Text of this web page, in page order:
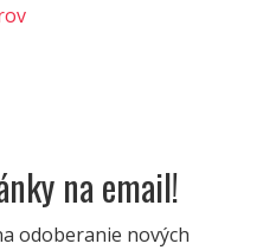
na email!
odoberanie nových